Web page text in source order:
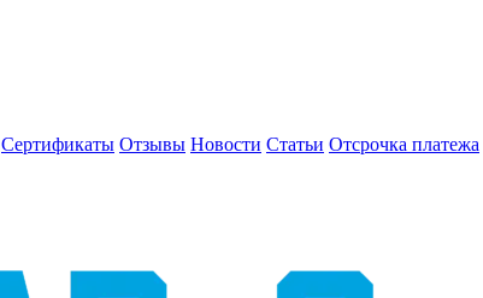
Сертификаты Отзывы Новости Статьи Отсрочка платежа